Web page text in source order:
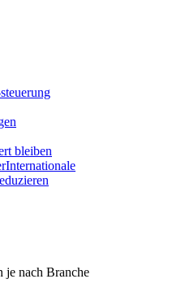
bleiben
Internationale
je nach Branche